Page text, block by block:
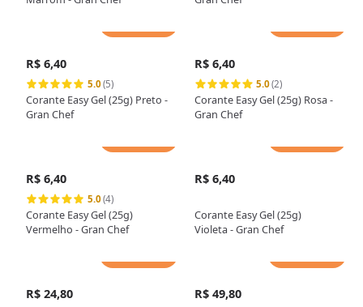
R$ 6,40
5.0(5)
Corante Easy Gel (25g) Preto -
Gran Chef
R$ 6,40
5.0(2)
Corante Easy Gel (25g) Rosa -
Gran Chef
R$ 6,40
5.0(4)
Corante Easy Gel (25g)
Vermelho - Gran Chef
R$ 6,40
Corante Easy Gel (25g)
Violeta - Gran Chef
R$ 24,80 R$ 49,80